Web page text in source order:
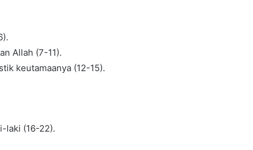
Allah (7-11).
keutamaanya (12-15).
laki (16-22).